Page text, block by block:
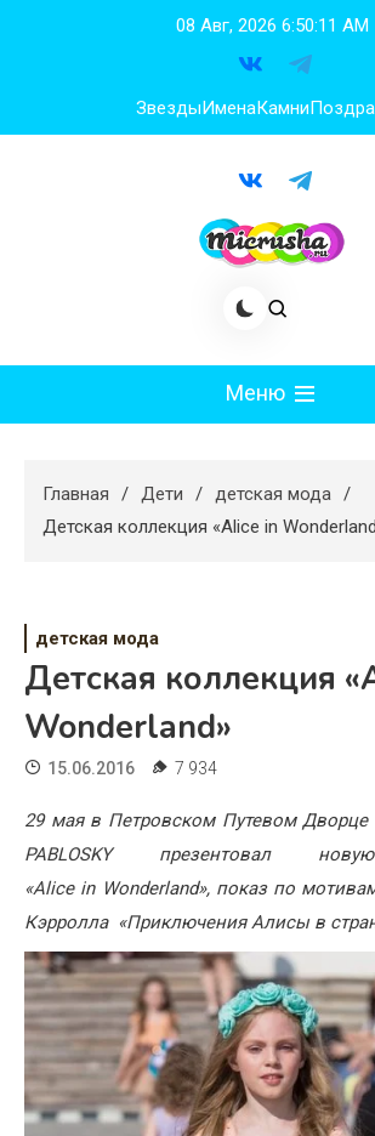
08 Авг, 2026 6:50:12 AM
ЗвездыИменаКамни
Меню
Худеем
Свадьба
Жизнь
Хобби
Красота
Недвижимость
Главная Дети
детская мода
Детская коллекция «Alice in
детская мода
Детская коллекция
Wonderland»
15.06.2016 7 934
29 мая в Петровском Путевом Дворце
PABLOSKY презентовал
«Alice in Wonderland», показ по
Кэрролла «Приключения Алисы в